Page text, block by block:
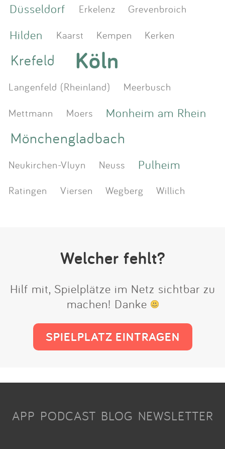
Düsseldorf Erkelenz Grevenbroich
Hilden Kaarst Kempen Kerken
Krefeld Köln
Langenfeld (Rheinland)
Meerbusch
Mettmann
Moers Monheim am Rhein
Mönchengladbach
Neukirchen-Vluyn Neuss Pulheim
Ratingen Viersen Wegberg Willich
Welcher fehlt?
Hilf mit, Spielplätze im Netz sichtbar zu
machen! Danke
SPIELPLATZ EINTRAGEN
APP PODCAST BLOG NEWSLETTER